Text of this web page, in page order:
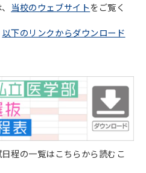
当校のウェブサイトをご覧く
以下のリンクからダウンロード
程の一覧はこちらから読むこ